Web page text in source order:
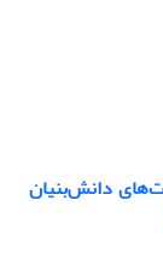
دانش‌بنیان